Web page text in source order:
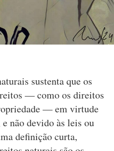
sustenta que os
— como os direitos
— em virtude
não devido às leis ou
definição curta,